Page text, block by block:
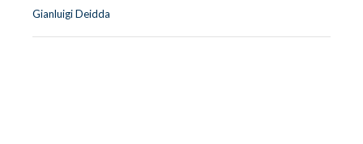
Gianluigi Deidda